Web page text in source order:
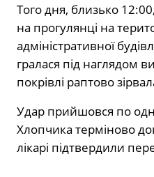
Того дня, близько 12:00,
на прогулянці на
адміністративної
гралася під наглядом
покрівлі раптово
Удар прийшовся по
Хлопчика терміново
лікарі підтвердили